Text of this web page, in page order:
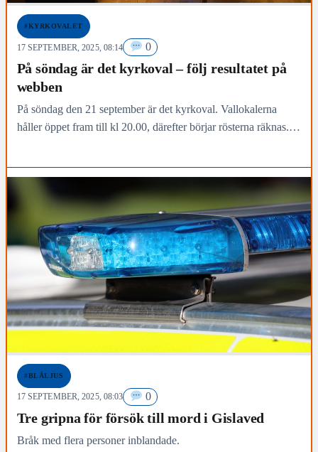
#KYRKOVALET
17 SEPTEMBER, 2025, 08:14 0
På söndag är det kyrkoval – följ resultatet på
webben
På söndag den 21 september är det kyrkoval. Vallokalerna
håller öppet fram till kl 20.00, därefter börjar rösterna räknas.
#BLÅLJUS
17 SEPTEMBER, 2025, 08:03 0
Tre gripna för försök till mord i Gislaved
Bråk med flera personer inblandade.